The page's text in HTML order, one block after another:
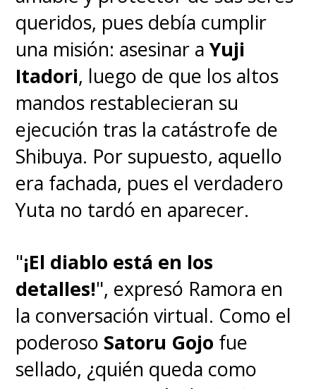
queridos, pues debía cumplir
una misión: asesinar aYuji
Itadori, luego de que los altos
mandos restablecieran su
ejecución tras la catástrofe de
Shibuya. Por supuesto, aquello
era fachada, pues el verdadero
Yuta no tardó en aparecer.
"¡El diablo está en los
detalles!", expresó Ramora en
la conversación virtual. Como el
poderoso Satoru Gojo fue
sellado, ¿quién queda como